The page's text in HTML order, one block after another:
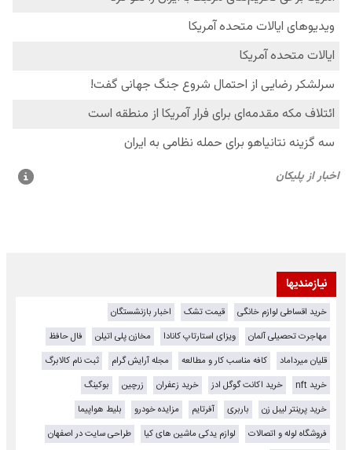
نیازمندیها
خرید اقساطی لوازم خانگی قیمت تشک
اخبار بازنشستگان
مهاجرت تحصیلی آلمان
ویزای استارتاپ کانادا مخازن پلی اتیلن
فال حافظ
قلیان میرداماد
کافه مناسب کار و مطالعه مجله آرایش گرام
ثبت نام کالابرگ
خرید nft
خرید اکانت گوگل ادز خرید زعفران زرچین
بوکینگ
خرید پرینتر لیبل زن
باربری آفرتایم مزایده خودرو
بلیط هواپیما
فروشگاه لوله و اتصالات
لوازم یدکی ماشین های کیا
طراحی سایت در اصفهان